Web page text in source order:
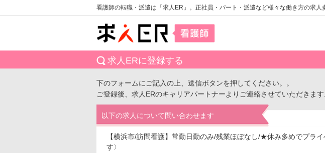
看護師の転職・派遣は「求人ER」。正社員・パート・派遣など様々な働き方の求人
求人ERに登録する
下のフォームにご記入の上、送信ボタンを押してください。。
ご登録後、求人ERのキャリアパートナーよりご連絡させていただきます
以下の求人について問い合わせます
【横浜市/訪問看護】常勤日勤のみ/残業ほぼなし/★休み多めでプラ
す〉